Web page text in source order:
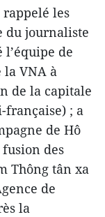
rappelé les
du journaliste
de
VNA à
de la capitale
française) ; a
de Hô
des
Thông tân xa
de
la